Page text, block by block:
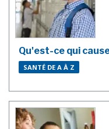
Qu'est-ce qui
SANTÉ DE A À Z